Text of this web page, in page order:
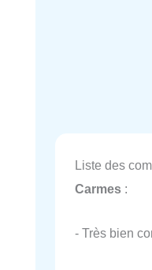
Liste des
Carmes :
- Très bien